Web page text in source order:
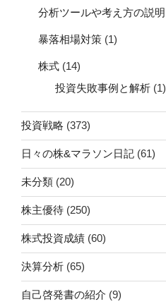
分析ツールや考え方の説明
暴落相場対策 (1)
株式 (14)
投資失敗事例と解析 (1)
投資戦略 (373)
日々の株&マラソン日記 (61)
未分類 (20)
株主優待 (250)
株式投資成績 (60)
決算分析 (65)
自己啓発書の紹介 (9)